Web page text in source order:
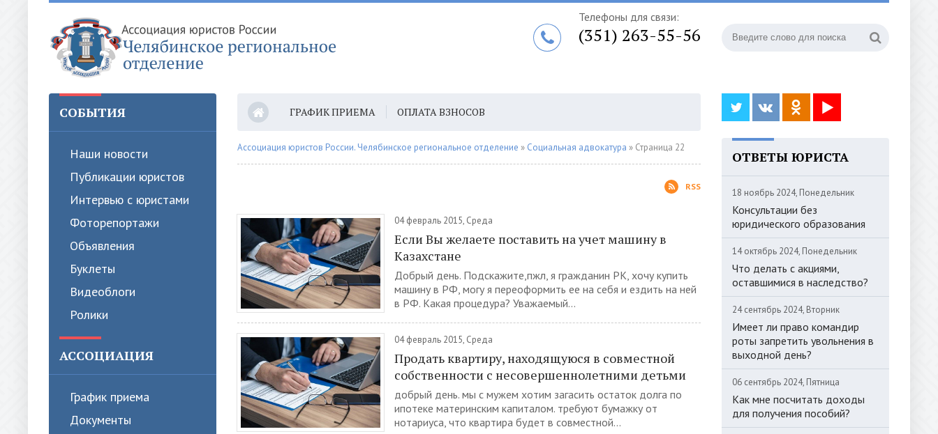
Телефоны для связи:
(351) 263-55-56
СОБЫТИЯ
Наши новости
Публикации юристов
Интервью с юристами
Фоторепортажи
Объявления
Буклеты
Видеоблоги
Ролики
АССОЦИАЦИЯ
График приема
Документы
ГРАФИК ПРИЕМА ОПЛАТА ВЗНОСОВ
ОПЛАТА ЕЖЕГОДНЫХ ВЗНОСОВ ПО СБП
Ассоциация юристов России. Челябинское региональное отделение » Социальная адвокатура » Страница 22
RSS
04 февраль 2015, Среда
Если Вы желаете поставить на учет машину в
Казахстане
Добрый день. Подскажите,пжл, я гражданин РК, хочу купить
машину в РФ, могу я переоформить ее на себя и ездить на ней
в РФ. Какая процедура? Уважаемый...
04 февраль 2015, Среда
Продать квартиру, находящуюся в совместной
собственности с несовершеннолетними детьми
добрый день. мы с мужем хотим загасить остаток долга по
ипотеке материнским капиталом. требуют бумажку от
нотариуса, что квартира будет в совместной...
ОТВЕТЫ ЮРИСТА
18 ноябрь 2024, Понедельник
Консультации без
юридического образования
14 октябрь 2024, Понедельник
Что делать с акциями,
оставшимися в наследство?
24 сентябрь 2024, Вторник
Имеет ли право командир
роты запретить увольнения в
выходной день?
06 сентябрь 2024, Пятница
Как мне посчитать доходы
для получения пособий?